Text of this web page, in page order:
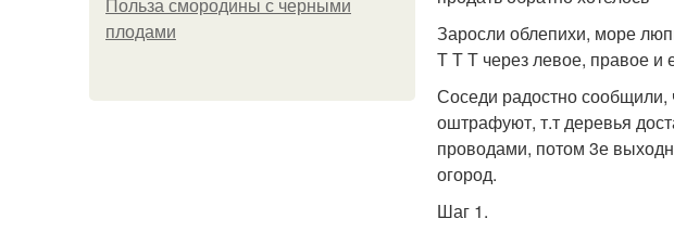
Польза смородины с черными
плодами
Заросли облепихи, море
Т Т Т через левое, правое и
Соседи радостно сообщили,
оштрафуют, т.т деревья
проводами, потом 3е
огород.
Шаг 1.